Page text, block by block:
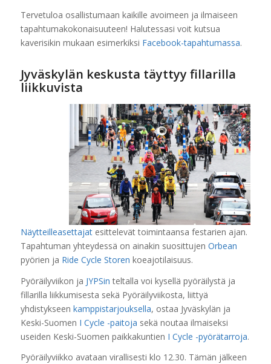
Tervetuloa osallistumaan kaikille avoimeen ja ilmaiseen
tapahtumakokonaisuuteen! Halutessasi voit kutsua
kaverisikin mukaan esimerkiksi Facebook-tapahtumassa.
Jyväskylän keskusta täyttyy fillarilla
liikkuvista
Näytteilleasettajatesittelevät toimintaansa festarien ajan.
Tapahtuman yhteydessä on ainakin suosittujen Orbean
pyörien ja Ride Cycle Storen koeajotilaisuus.
Pyöräilyviikon ja JYPSin teltalla voi kysellä pyöräilystä ja
fillarilla liikkumisesta sekä Pyöräilyviikosta, liittyä
yhdistykseen kamppistarjouksella, ostaa Jyväskylän ja
Keski-Suomen I Cycle -paitoja sekä noutaa ilmaiseksi
useiden Keski-Suomen paikkakuntien I Cycle -pyörätarroja.
Pyöräilyviikko avataan virallisesti klo 12.30. Tämän jälkeen